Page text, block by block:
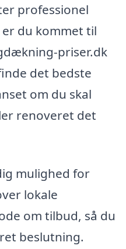
professionel
du kommet til
priser.dk
det bedste
om du skal
renoveret det
mulighed for
lokale
om tilbud, så du
beslutning.